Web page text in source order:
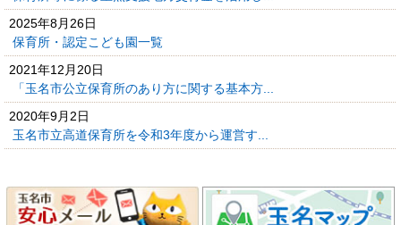
2025年8月26日
保育所・認定こども園一覧
2021年12月20日
「玉名市公立保育所のあり方に関する基本方...
2020年9月2日
玉名市立高道保育所を令和3年度から運営す...